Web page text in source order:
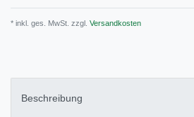
* inkl. ges. MwSt. zzgl. Versandkosten
Beschreibung